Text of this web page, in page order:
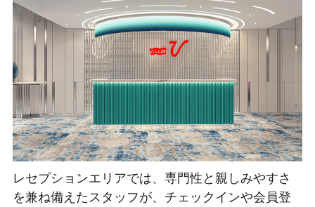
レセプションエリアでは、専門性と親しみやすさ
を兼ね備えたスタッフが、チェックインや会員登